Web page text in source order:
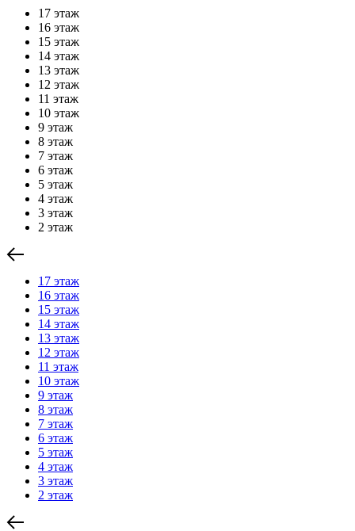
17 этаж
16 этаж
15 этаж
14 этаж
13 этаж
12 этаж
11 этаж
10 этаж
9 этаж
8 этаж
7 этаж
6 этаж
5 этаж
4 этаж
3 этаж
2 этаж
17 этаж
16 этаж
15 этаж
14 этаж
13 этаж
12 этаж
11 этаж
10 этаж
9 этаж
8 этаж
7 этаж
6 этаж
5 этаж
4 этаж
3 этаж
2 этаж